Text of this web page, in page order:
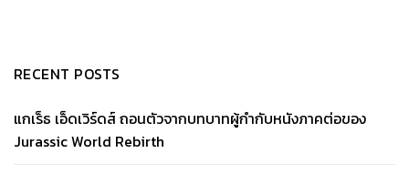
RECENT POSTS
แกเร็ธ เอ็ดเวิร์ดส์ ถอนตัวจากบทบาทผู้กำกับหนังภาคต่อของ
Jurassic World Rebirth